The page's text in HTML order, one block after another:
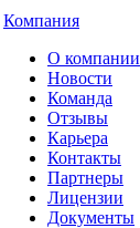
Компания
О компании
Новости
Команда
Отзывы
Карьера
Контакты
Партнеры
Лицензии
Документы